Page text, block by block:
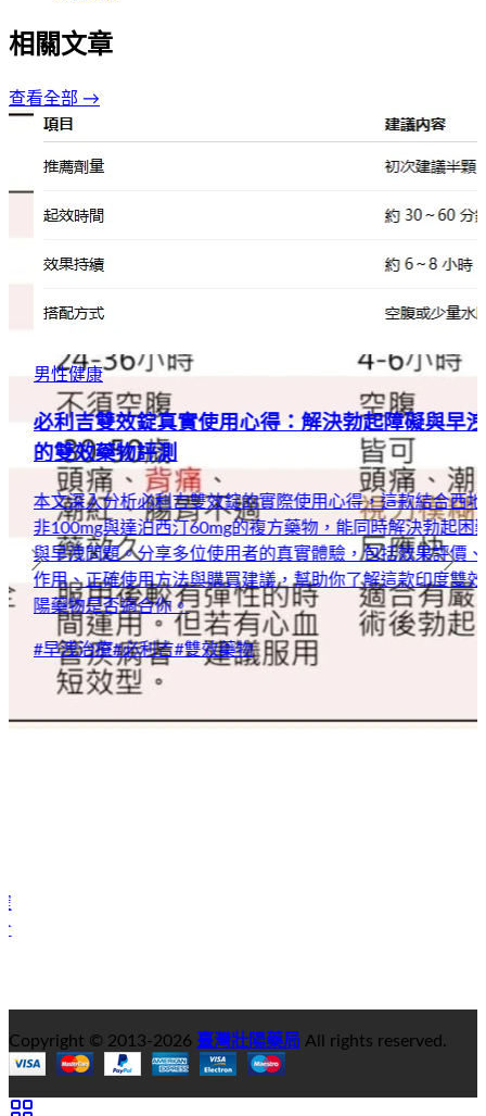
相關文章
查看全部 →
男性健康
必利吉雙效錠真實使用心得：解決勃起障礙與早洩
的雙效藥物評測
本文深入分析必利吉雙效錠的實際使用心得，這款結合西地那
非100mg與達泊西汀60mg的複方藥物，能同時解決勃起困難
與早洩問題。分享多位使用者的真實體驗，包括效果評價、副
作用、正確使用方法與購買建議，幫助你了解這款印度雙效壯
陽藥物是否適合你。
早洩治療#必利吉#雙效藥物
Copyright © 2013-2026 臺灣壯陽藥局 All rights reserved.